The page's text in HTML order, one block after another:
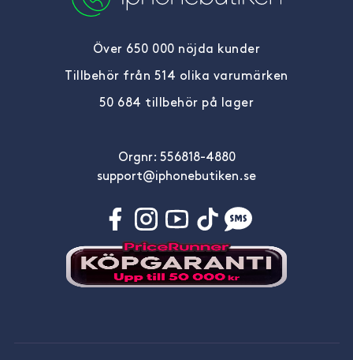
Över 650 000 nöjda kunder
Tillbehör från 514 olika varumärken
50 684 tillbehör på lager
Orgnr: 556818-4880
support@iphonebutiken.se